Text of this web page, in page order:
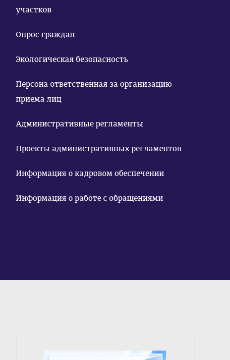
участков
Опрос граждан
Экологическая безопасность
Персона ответственная за организацию
приема лиц
Административные регламенты
Проекты административных регламентов
Информация о кадровом обеспечении
Информация о работе с обращениями